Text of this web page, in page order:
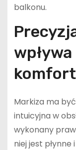
balkonu.
Markiza ma
intuicyjna w
wykonany
niej jest